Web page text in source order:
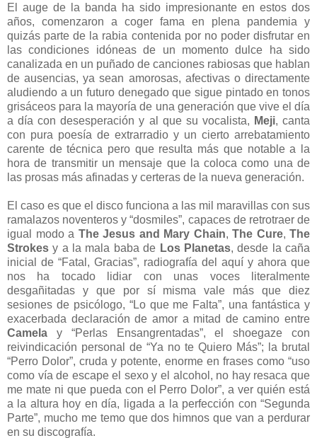
El auge de la banda ha sido impresionante en estos dos
años, comenzaron a coger fama en plena pandemia y
quizás parte de la rabia contenida por no poder disfrutar en
las condiciones idóneas de un momento dulce ha sido
canalizada en un puñado de canciones rabiosas que hablan
de ausencias, ya sean amorosas, afectivas o directamente
aludiendo a un futuro denegado que sigue pintado en tonos
grisáceos para la mayoría de una generación que vive el día
a día con desesperación y al que su vocalista, Meji, canta
con pura poesía de extrarradio y un cierto arrebatamiento
carente de técnica pero que resulta más que notable a la
hora de transmitir un mensaje que la coloca como una de
las prosas más afinadas y certeras de la nueva generación.
El caso es que el disco funciona a las mil maravillas con sus
ramalazos noventeros y “dosmiles”, capaces de retrotraer de
igual modo a The Jesus and Mary Chain, The Cure, The
Strokes y a la mala baba de Los Planetas, desde la caña
inicial de “Fatal, Gracias”, radiografía del aquí y ahora que
nos ha tocado lidiar con unas voces literalmente
desgañitadas y que por sí misma vale más que diez
sesiones de psicólogo, “Lo que me Falta”, una fantástica y
exacerbada declaración de amor a mitad de camino entre
Camela y “Perlas Ensangrentadas”, el shoegaze con
reivindicación personal de “Ya no te Quiero Más”; la brutal
“Perro Dolor”, cruda y potente, enorme en frases como “uso
como vía de escape el sexo y el alcohol, no hay resaca que
me mate ni que pueda con el Perro Dolor”, a ver quién está
a la altura hoy en día, ligada a la perfección con “Segunda
Parte”, mucho me temo que dos himnos que van a perdurar
en su discografía.